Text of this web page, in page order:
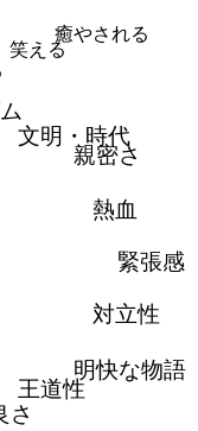
癒やされる
笑える
文明・時代
親密さ
熱血
緊張感
対立性
明快な物語
王道性
さ